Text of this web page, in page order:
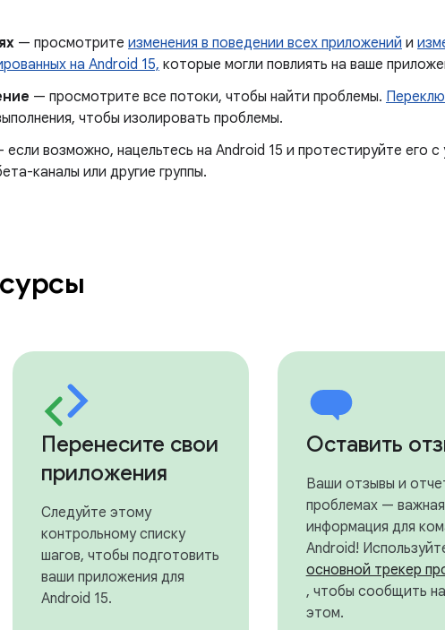
— просмотрите изменения в поведении всех приложений и
на Android 15, которые могли повлиять на ваше
— просмотрите все потоки, чтобы найти проблемы.
чтобы изолировать проблемы.
если возможно, нацельтесь на Android 15 и протестируйте его с
каналы или другие группы.
Перенесите свои
приложения
Следуйте этому
контрольному списку
шагов, чтобы подготовить
ваши приложения для
Android 15.
Оставить
Ваши отзывы и
проблемах — важная
информация для
Android!
основной трекер
, чтобы сообщить
этом.